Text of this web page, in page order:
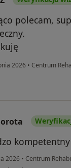
polecam,
2026 • Centrum
2026 • Centrum